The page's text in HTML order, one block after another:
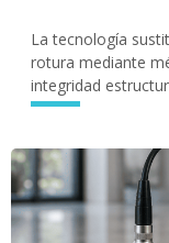
La tecnología
rotura mediante
integridad